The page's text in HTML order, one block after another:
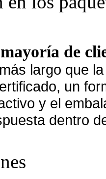
de
largo que
un
y el
dentro